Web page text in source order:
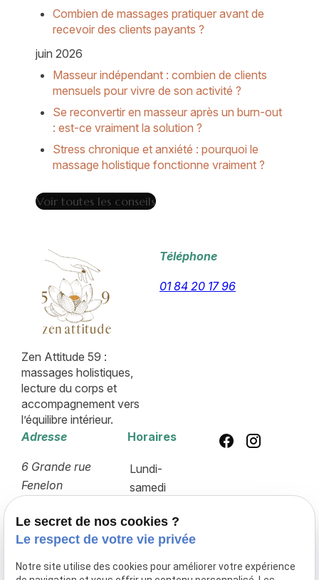
Combien de massages pratiquer avant de
recevoir des clients payants ?
juin 2026
Masseur indépendant : combien de clients
mensuels pour vivre de son activité ?
Se reconvertir en masseur après un burn-out
: est-ce vraiment la solution ?
Stress chronique et anxiété : pourquoi le
massage holistique fonctionne vraiment ?
Voir toutes les conseils
Zen Attitude 59 :
massages holistiques,
lecture du corps et
accompagnement vers
l’équilibre intérieur.
Téléphone
01 84 20 17 96
Adresse
6 Grande rue
Fenelon
Horaires
Lundi-
samedi
Lecture du corps
Acupression
Le secret de nos cookies ?
Le respect de votre vie privée
Notre site utilise des cookies pour améliorer votre expérience